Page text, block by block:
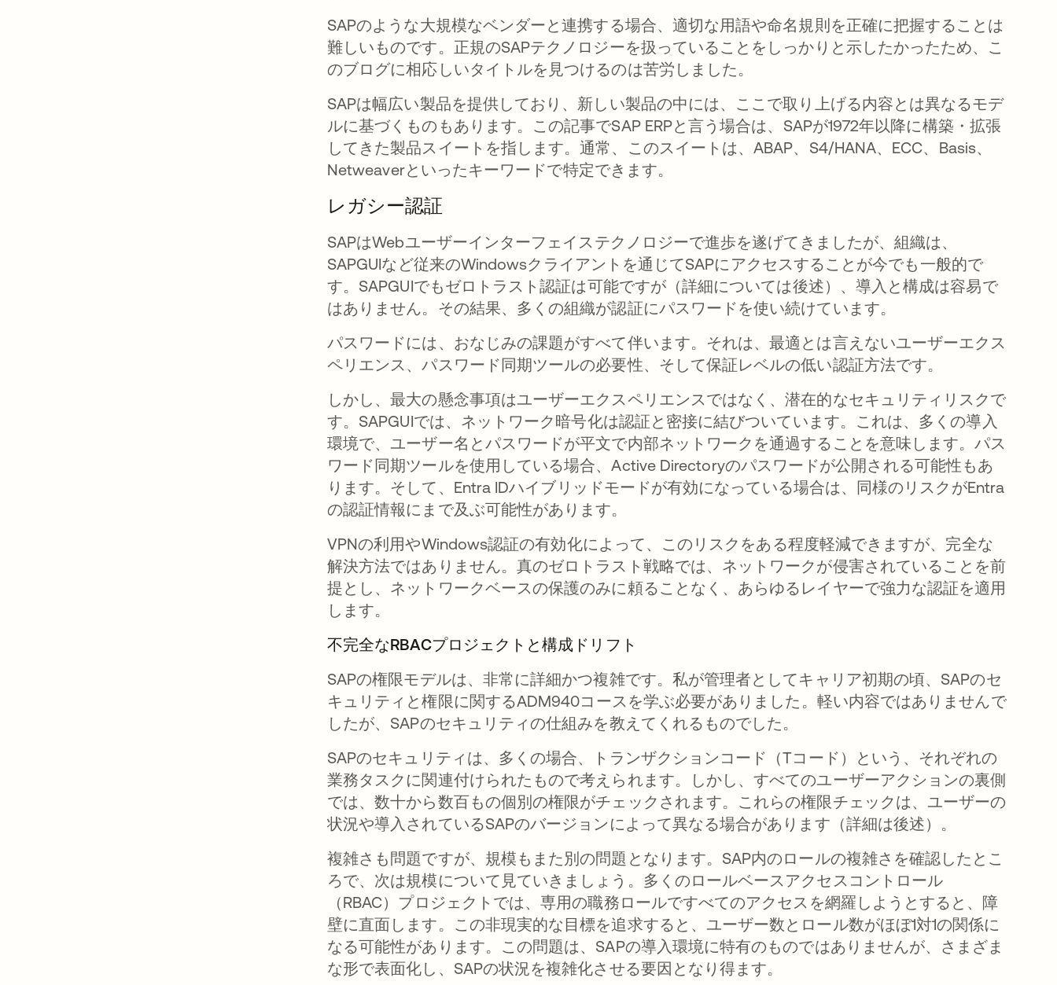
SAPのような大規模なベンダーと連携する場合、適切な用語や命名規則を正確に把握することは
難しいものです。正規のSAPテクノロジーを扱っていることをしっかりと示したかったため、こ
のブログに相応しいタイトルを見つけるのは苦労しました。
SAPは幅広い製品を提供しており、新しい製品の中には、ここで取り上げる内容とは異なるモデ
ルに基づくものもあります。この記事でSAP ERPと言う場合は、SAPが1972年以降に構築・拡張
してきた製品スイートを指します。通常、このスイートは、ABAP、S4/HANA、ECC、Basis、
Netweaverといったキーワードで特定できます。
レガシー認証
SAPはWebユーザーインターフェイステクノロジーで進歩を遂げてきましたが、組織は、
SAPGUIなど従来のWindowsクライアントを通じてSAPにアクセスすることが今でも一般的で
す。SAPGUIでもゼロトラスト認証は可能ですが（詳細については後述）、導入と構成は容易で
はありません。その結果、多くの組織が認証にパスワードを使い続けています。
パスワードには、おなじみの課題がすべて伴います。それは、最適とは言えないユーザーエクス
ペリエンス、パスワード同期ツールの必要性、そして保証レベルの低い認証方法です。
しかし、最大の懸念事項はユーザーエクスペリエンスではなく、潜在的なセキュリティリスクで
す。SAPGUIでは、ネットワーク暗号化は認証と密接に結びついています。これは、多くの導入
環境で、ユーザー名とパスワードが平文で内部ネットワークを通過することを意味します。パス
ワード同期ツールを使用している場合、Active Directoryのパスワードが公開される可能性もあ
ります。そして、Entra IDハイブリッドモードが有効になっている場合は、同様のリスクがEntra
の認証情報にまで及ぶ可能性があります。
VPNの利用やWindows認証の有効化によって、このリスクをある程度軽減できますが、完全な
解決方法ではありません。真のゼロトラスト戦略では、ネットワークが侵害されていることを前
提とし、ネットワークベースの保護のみに頼ることなく、あらゆるレイヤーで強力な認証を適用
します。
不完全なRBACプロジェクトと構成ドリフト
SAPの権限モデルは、非常に詳細かつ複雑です。私が管理者としてキャリア初期の頃、SAPのセ
キュリティと権限に関するADM940コースを学ぶ必要がありました。軽い内容ではありませんで
したが、SAPのセキュリティの仕組みを教えてくれるものでした。
SAPのセキュリティは、多くの場合、トランザクションコード（Tコード）という、それぞれの
業務タスクに関連付けられたもので考えられます。しかし、すべてのユーザーアクションの裏側
では、数十から数百もの個別の権限がチェックされます。これらの権限チェックは、ユーザーの
状況や導入されているSAPのバージョンによって異なる場合があります（詳細は後述）。
複雑さも問題ですが、規模もまた別の問題となります。SAP内のロールの複雑さを確認したとこ
ろで、次は規模について見ていきましょう。多くのロールベースアクセスコントロール
（RBAC）プロジェクトでは、専用の職務ロールですべてのアクセスを網羅しようとすると、障
壁に直面します。この非現実的な目標を追求すると、ユーザー数とロール数がほぼ1対1の関係に
なる可能性があります。この問題は、SAPの導入環境に特有のものではありませんが、さまざま
な形で表面化し、SAPの状況を複雑化させる要因となり得ます。